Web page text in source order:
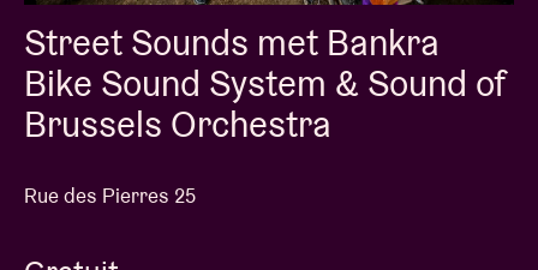
Street Sounds met Bankra
Bike Sound System & Sound of
Brussels Orchestra
Rue des Pierres 25